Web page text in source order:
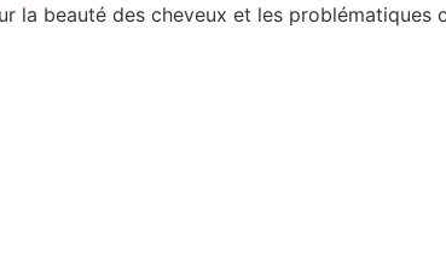
la beauté des cheveux et les problématiques